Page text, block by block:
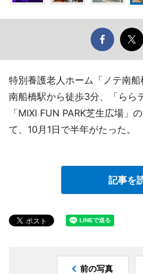
特別養護老人ホーム「ノテ南
南船橋駅から徒歩3分、「らら
「MIXI FUN PARK芝生広場」
て、10月1日で半年がたった。
記事を
前の写真